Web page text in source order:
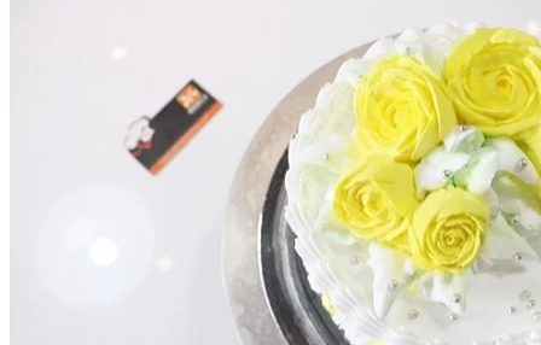
Cách Làm Bánh Âu
Cách Làm Bánh Kem
Cách Làm Bánh Mì
Cách Làm Bánh Trung Thu
Cách Làm Bánh Flan
Cách Làm Bánh Bao
Cách Làm Bánh Bông Lan
Cách Làm Bánh Su Kem
Cách làm bánh CupCake
Cách Làm Bánh Pizza
Cách làm bánh chay
Cách Làm Kẹo – Mứt